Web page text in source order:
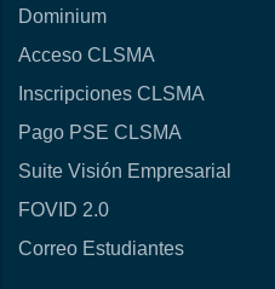
Dominium
Acceso CLSMA
Inscripciones CLSMA
Pago PSE CLSMA
Suite Visión Empresarial
FOVID 2.0
Correo Estudiantes